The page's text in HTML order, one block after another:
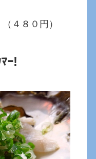
（４８０円）
ｰ!